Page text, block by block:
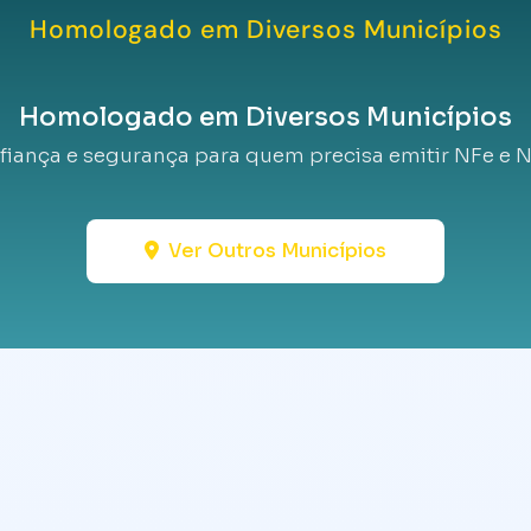
Homologado em Diversos Municípios
Homologado em Diversos Municípios
e segurança para quem precisa emitir NFe e
Ver Outros Municípios